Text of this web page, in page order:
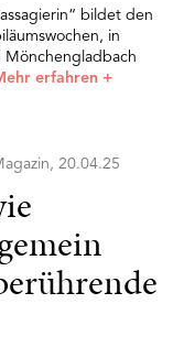
bildet den
in
Mönchengladbach
erfahren +
20.04.25